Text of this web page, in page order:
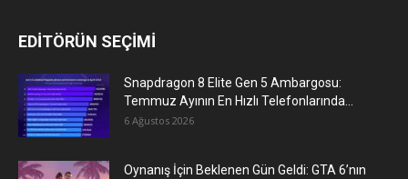
EDİTÖRÜN SEÇİMİ
Snapdragon 8 Elite Gen 5 Ambargosu:
Temmuz Ayının En Hızlı Telefonlarında...
6 Ağustos 2026
Oynanış İçin Beklenen Gün Geldi: GTA 6’nın